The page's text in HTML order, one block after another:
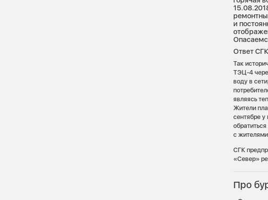
и
Ответ
Так
ТЭЦ-4
воду в
являясь
Жители
сентябре
с
СГК
«Север»
Про